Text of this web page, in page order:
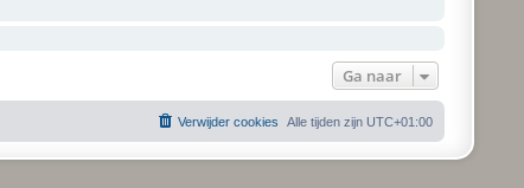
Ga naar
Alle tijden zijn UTC+01:00
Verwijder cookies